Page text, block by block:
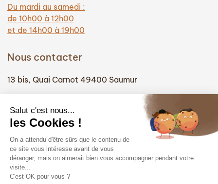
Du mardi au samedi :
de 10h00 à 12h00
et de 14h00 à 19h00
Nous contacter
13 bis, Quai Carnot 49400 Saumur
info@hautefidelite-saumur.com
Liens
Contact